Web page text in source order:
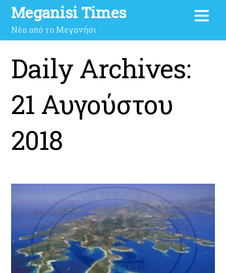
Meganisi Times
Νέα από το Μεγανήσι
Daily Archives:
21 Αυγούστου
2018